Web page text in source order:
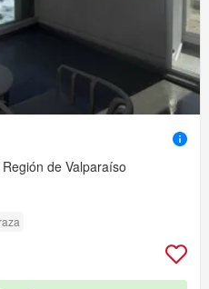
de Valparaíso